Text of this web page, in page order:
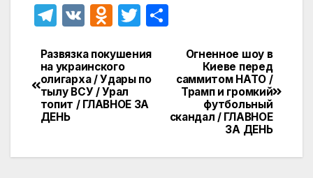
T
e
gr
a
m
V
O
n
o
kl
T
itt
er
р
в
Навигация
по
записям
Огненное шоу в
Киеве перед
саммитом НАТО /
Трамп и громкий
футбольный
скандал / ГЛАВНОЕ
ЗА ДЕНЬ
Развязка покушения
на украинского
олигарха / Удары по
тылу ВСУ / Урал
топит / ГЛАВНОЕ ЗА
ДЕНЬ